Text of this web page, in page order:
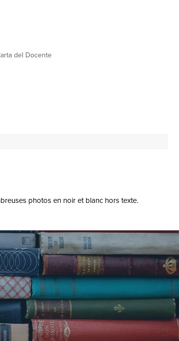
del Docente
photos en noir et blanc hors texte.